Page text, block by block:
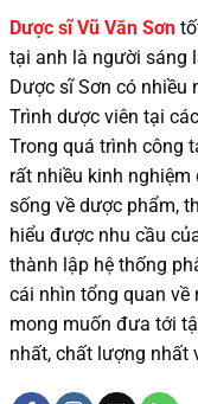
Dược sĩVũ Văn Sơn
tại anh là người sáng
Dược sĩSơn có nhiều
Trình dược viên tại
Trong quá trình công
rất nhiều kinh nghiệm
sống về dược phẩm,
hiểu được nhu cầu
thành lập hệ thống
cái nhìn tổng quan
mong muốn đưa tới
nhất, chất lượng nhất